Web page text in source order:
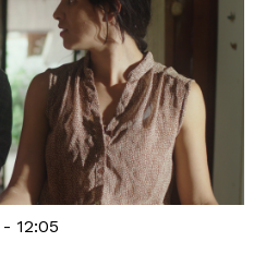
12:05